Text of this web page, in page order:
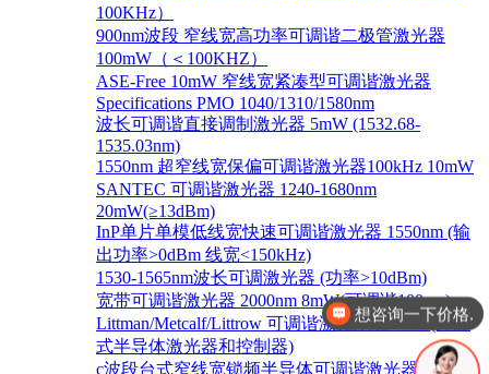
100KHz）
900nm波段 窄线宽高功率可调谐二极管激光器
100mW（＜100KHZ）
ASE-Free 10mW 窄线宽紧凑型可调谐激光器
Specifications PMO 1040/1310/1580nm
波长可调谐直接调制激光器 5mW (1532.68-
1535.03nm)
1550nm 超窄线宽保偏可调谐激光器100kHz 10mW
SANTEC 可调谐激光器 1240-1680nm
20mW(≥13dBm)
InP单片单模低线宽快速可调谐激光器 1550nm (输
出功率>0dBm 线宽<150kHz)
1530-1565nm波长可调激光器 (功率>10dBm)
宽带可调谐激光器 2000nm 8mW(可调谐100nm)
Littman/Metcalf/Littrow 可调谐激光系统 Lion (外腔
式半导体激光器和控制器)
c波段台式窄线宽锁频半导体可调谐激光器 1528-
想咨询一下价格.
你好，有这几款产品吗